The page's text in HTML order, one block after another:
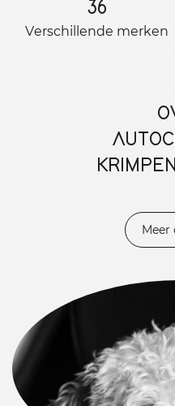
36
Verschillende merken
Meer